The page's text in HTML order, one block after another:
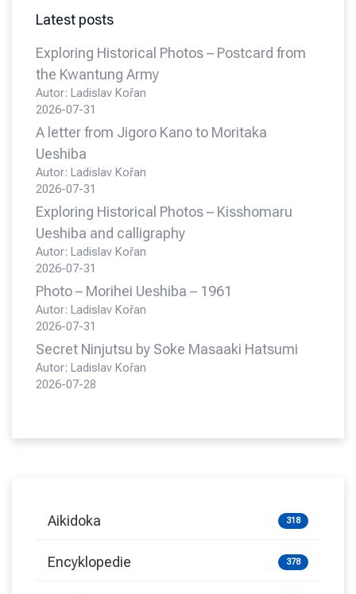
Latest posts
Exploring Historical Photos – Postcard from
the Kwantung Army
Autor: Ladislav Kořan
2026-07-31
A letter from Jigoro Kano to Moritaka
Ueshiba
Autor: Ladislav Kořan
2026-07-31
Exploring Historical Photos – Kisshomaru
Ueshiba and calligraphy
Autor: Ladislav Kořan
2026-07-31
Photo – Morihei Ueshiba – 1961
Autor: Ladislav Kořan
2026-07-31
Secret Ninjutsu by Soke Masaaki Hatsumi
Autor: Ladislav Kořan
2026-07-28
Aikidoka 318
Encyklopedie 378